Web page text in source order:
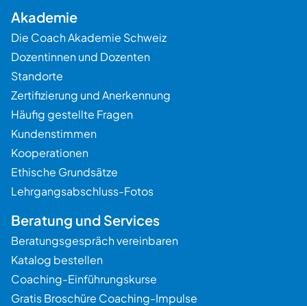
Akademie
Die Coach Akademie Schweiz
Dozentinnen und Dozenten
Standorte
Zertifizierung und Anerkennung
Häufig gestellte Fragen
Kundenstimmen
Kooperationen
Ethische Grundsätze
Lehrgangsabschluss-Fotos
Beratung und Services
Beratungsgespräch vereinbaren
Katalog bestellen
Coaching-Einführungskurse
Gratis Broschüre Coaching-Impulse